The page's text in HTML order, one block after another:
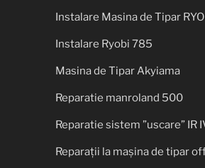
Instalare Masina de Tipar
Instalare Ryobi 785
Masina de Tipar Akyiama
Reparatie manroland 500
Reparatie sistem ”uscare” IR
Reparații la mașina de tipar